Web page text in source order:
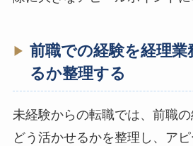
前職での経験を経理
るか整理する
未経験からの転職では、前職
どう活かせるかを整理し、ア